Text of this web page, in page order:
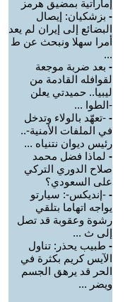
إماراتية بمضيق هرمز
- بزشكيان: إيصال
البضائع إلى إيران لم يعد
أمرا سهلا ونبحث عن ط
...
- بعد ضربة موجعة
لقوافله القادمة من
ليبيا.. حميدتي يعلن
-الطوا ...
- -تعهّد بالولاء وتدخل
في الملفات الأمنية-..
رئيس ديوان نتنياه ...
- لماذا فضل محمد
صلاح الدوري التركي
على السعودي؟
- -إنديكس-: سيارتو
يواجه اتهاما بتلقي
رشوة وعقوبة قد تصل
إلى ث ...
- طبيب يحذر: تناول
الآيس كريم بكثرة في
الحر قد يرهق الجسم
ويضر ...